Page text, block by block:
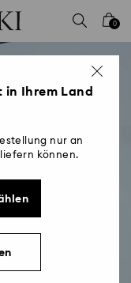
0
in Ihrem Land
nur an
können.